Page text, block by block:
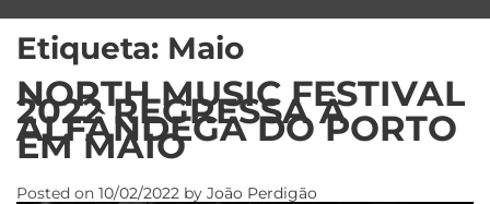
Etiqueta: Maio
NORTH MUSIC FESTIVAL
2022 REGRESSA À
ALFÂNDEGA DO PORTO
EM MAIO
Posted on 10/02/2022 by João Perdigão